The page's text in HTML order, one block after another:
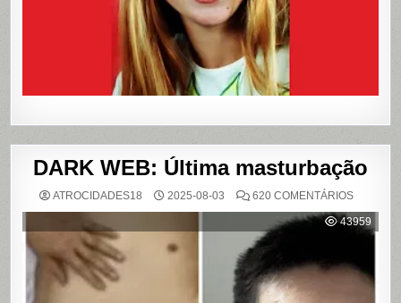
DARK WEB: Última masturbação
ATROCIDADES18 2025-08-03 620 COMENTÁRIOSEM
WEB:
ÚLTIMA
43959